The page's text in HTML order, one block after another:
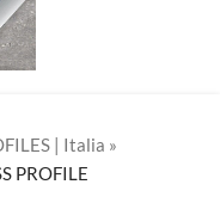
| Italia »
PROFILE